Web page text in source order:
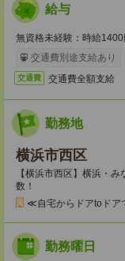
給与
無資格未経験：時給
交通費別途支給あり
交通費 交通費全額支給
勤務地
横浜市西区
【横浜市西区】横浜・
数！
≪自宅からドアtoドア
勤務曜日